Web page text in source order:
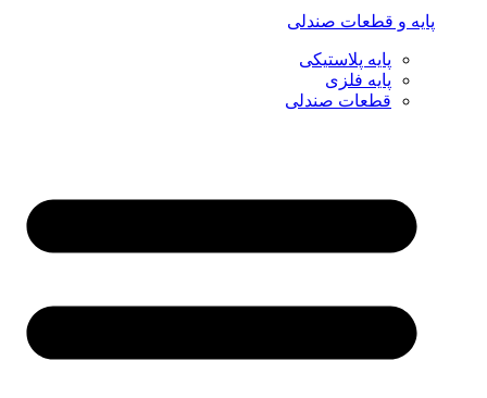
پایه و قطعات صندلی
پایه پلاستیکی
پایه فلزی
قطعات صندلی